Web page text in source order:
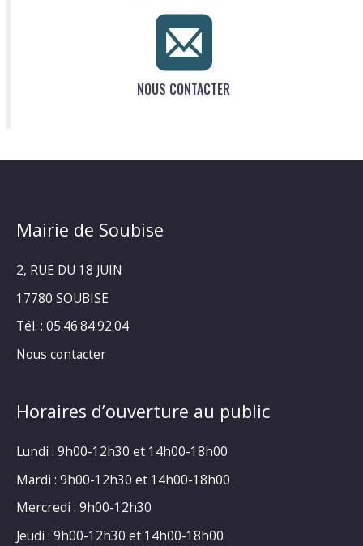
NOUS CONTACTER
Mairie de Soubise
2, RUE DU 18 JUIN
17780 SOUBISE
Tél. : 05.46.84.92.04
Nous contacter
Horaires d’ouverture au public
Lundi : 9h00-12h30 et 14h00-18h00
Mardi : 9h00-12h30 et 14h00-18h00
Mercredi : 9h00-12h30
Jeudi : 9h00-12h30 et 14h00-18h00